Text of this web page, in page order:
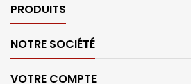
PRODUITS
NOTRE SOCIÉTÉ
VOTRE COMPTE